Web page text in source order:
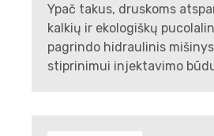
Ypač takus, druskoms
kalkių ir ekologiškų
pagrindo hidraulinis
stiprinimui injektavimo